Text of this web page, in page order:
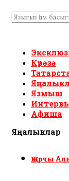
Күрәзә
Язмыш
Афиша
Яңалыклар
Җырчы